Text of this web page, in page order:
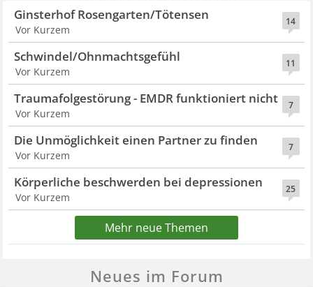
14
Ginsterhof Rosengarten/Tötensen
Vor Kurzem
11
Schwindel/Ohnmachtsgefühl
Vor Kurzem
7
Traumafolgestörung - EMDR funktioniert nicht
Vor Kurzem
7
Die Unmöglichkeit einen Partner zu finden
Vor Kurzem
25
Körperliche beschwerden bei depressionen
Vor Kurzem
Mehr neue Themen
Neues im Forum